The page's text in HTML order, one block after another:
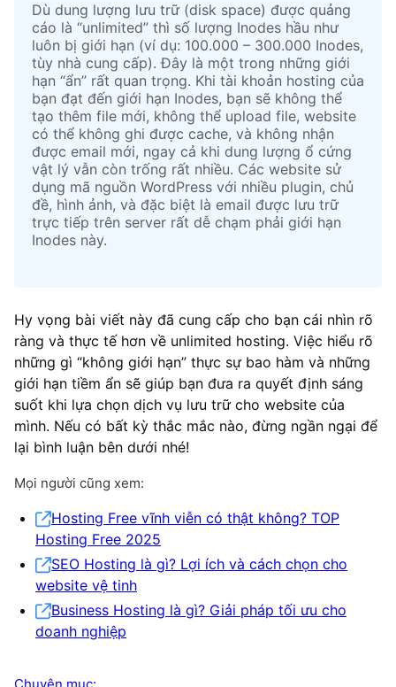
Dù dung lượng lưu trữ (disk space) được quảng
cáo là “unlimited” thì số lượng Inodes hầu như
luôn bị giới hạn (ví dụ: 100.000 – 300.000 Inodes,
tùy nhà cung cấp). Đây là một trong những giới
hạn “ẩn” rất quan trọng. Khi tài khoản hosting của
bạn đạt đến giới hạn Inodes, bạn sẽ không thể
tạo thêm file mới, không thể upload file, website
có thể không ghi được cache, và không nhận
được email mới, ngay cả khi dung lượng ổ cứng
vật lý vẫn còn trống rất nhiều. Các website sử
dụng mã nguồn WordPress với nhiều plugin, chủ
đề, hình ảnh, và đặc biệt là email được lưu trữ
trực tiếp trên server rất dễ chạm phải giới hạn
Inodes này.
Hy vọng bài viết này đã cung cấp cho bạn cái nhìn rõ
ràng và thực tế hơn về unlimited hosting. Việc hiểu rõ
những gì “không giới hạn” thực sự bao hàm và những
giới hạn tiềm ẩn sẽ giúp bạn đưa ra quyết định sáng
suốt khi lựa chọn dịch vụ lưu trữ cho website của
mình. Nếu có bất kỳ thắc mắc nào, đừng ngần ngại để
lại bình luận bên dưới nhé!
Mọi người cũng xem:
Hosting Free vĩnh viễn có thật không? TOP
Hosting Free 2025
SEO Hosting là gì? Lợi ích và cách chọn cho
website vệ tinh
Business Hosting là gì? Giải pháp tối ưu cho
doanh nghiệp